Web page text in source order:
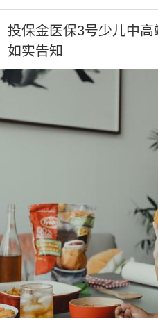
投保金医保3号少儿中
如实告知